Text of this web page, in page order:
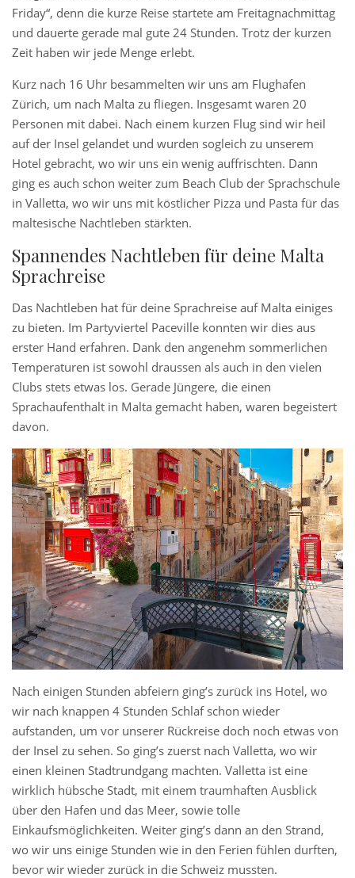
Friday“, denn die kurze Reise startete am Freitagnachmittag
und dauerte gerade mal gute 24 Stunden. Trotz der kurzen
Zeit haben wir jede Menge erlebt.
Kurz nach 16 Uhr besammelten wir uns am Flughafen
Zürich, um nach Malta zu fliegen. Insgesamt waren 20
Personen mit dabei. Nach einem kurzen Flug sind wir heil
auf der Insel gelandet und wurden sogleich zu unserem
Hotel gebracht, wo wir uns ein wenig auffrischten. Dann
ging es auch schon weiter zum Beach Club der Sprachschule
in Valletta, wo wir uns mit köstlicher Pizza und Pasta für das
maltesische Nachtleben stärkten.
Spannendes Nachtleben für deine Malta
Sprachreise
Das Nachtleben hat für deine Sprachreise auf Malta einiges
zu bieten. Im Partyviertel Paceville konnten wir dies aus
erster Hand erfahren. Dank den angenehm sommerlichen
Temperaturen ist sowohl draussen als auch in den vielen
Clubs stets etwas los. Gerade Jüngere, die einen
Sprachaufenthalt in Malta gemacht haben, waren begeistert
davon.
Nach einigen Stunden abfeiern ging’s zurück ins Hotel, wo
wir nach knappen 4 Stunden Schlaf schon wieder
aufstanden, um vor unserer Rückreise doch noch etwas von
der Insel zu sehen. So ging’s zuerst nach Valletta, wo wir
einen kleinen Stadtrundgang machten. Valletta ist eine
wirklich hübsche Stadt, mit einem traumhaften Ausblick
über den Hafen und das Meer, sowie tolle
Einkaufsmöglichkeiten. Weiter ging’s dann an den Strand,
wo wir uns einige Stunden wie in den Ferien fühlen durften,
bevor wir wieder zurück in die Schweiz mussten.